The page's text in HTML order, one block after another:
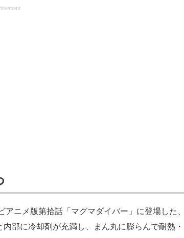
ニメ版第拾話「マグマダイバー」に登場した、
部に冷却剤が充満し、まん丸に膨らんで耐熱・